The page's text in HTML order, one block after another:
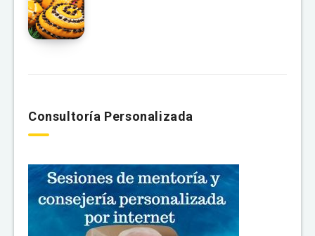
Consultoría Personalizada